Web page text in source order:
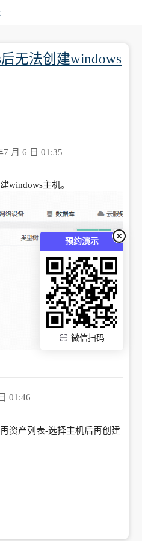
预约演示
微信扫码
无法创建windows
7 月 6 日 01:35
windows主机。
01:46
资产列表-选择主机后再创建